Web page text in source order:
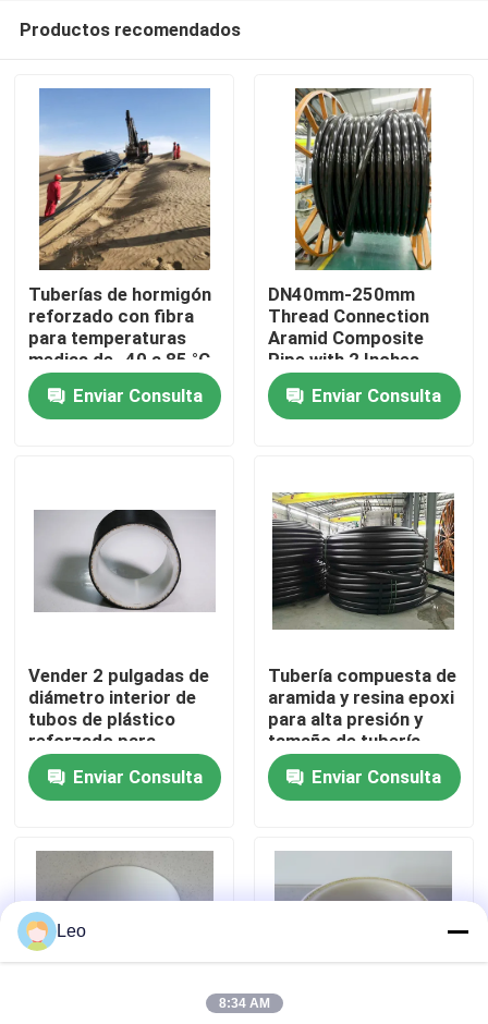
Inicio
VR Show
Sobre nosotros
Visita a la fábrica
Control de Calidad
Contacto
noticias
Solicitar una cotización
Tubos termoplásticos reforzados
Productos recomendados
Tuberías de hormigón
reforzado con fibra
para temperaturas
medias de -40 a 85 °C
con excelente
resistencia a la
corrosión
Enviar Consulta
DN40mm-250mm
Thread Connection
Aramid Composite
Pipe with 2 Inches
Inner Diameter Flange
Enviar Consulta
Vender 2 pulgadas de
diámetro interior de
tubos de plástico
reforzado para
temperatura media de
-40 a 85CEnviar Consulta
Tubería compuesta de
aramida y resina epoxi
para alta presión y
tamaño de tubería
DN40mm-250mm a
presión nominal de
2.5MPa-32MPa
Enviar Consulta
Leo
8:34 AM